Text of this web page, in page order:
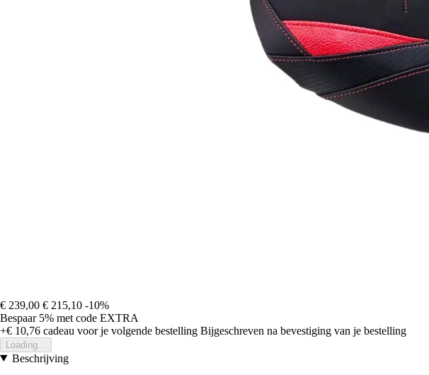
€ 239,00 € 215,10 -10%
Bespaar 5% met code EXTRA
+€ 10,76 cadeau voor je volgende bestelling Bijgeschreven na bevestiging van je bestelling
Loading...
Beschrijving